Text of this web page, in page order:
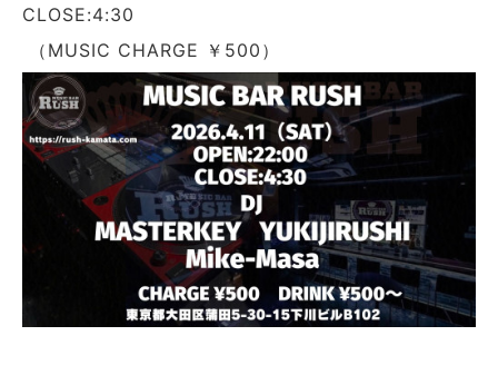
CLOSE:4:30
（MUSIC CHARGE ￥500）